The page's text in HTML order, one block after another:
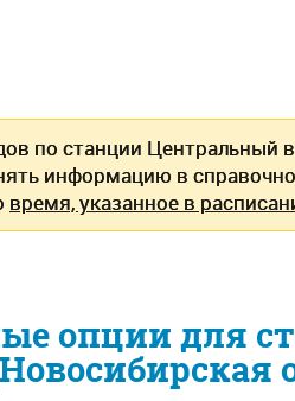
по станции
информацию в
время, указанное в
опции для